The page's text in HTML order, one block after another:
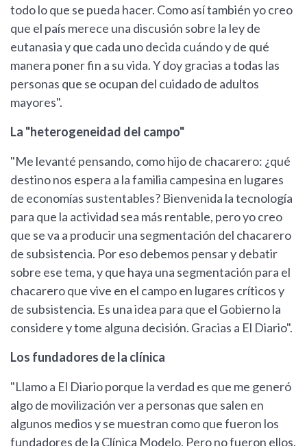
todo lo que se pueda hacer. Como así también yo creo
que el país merece una discusión sobre la ley de
eutanasia y que cada uno decida cuándo y de qué
manera poner fin a su vida. Y doy gracias a todas las
personas que se ocupan del cuidado de adultos
mayores".
La "heterogeneidad del campo"
"Me levanté pensando, como hijo de chacarero: ¿qué
destino nos espera a la familia campesina en lugares
de economías sustentables? Bienvenida la tecnología
para que la actividad sea más rentable, pero yo creo
que se va a producir una segmentación del chacarero
de subsistencia. Por eso debemos pensar y debatir
sobre ese tema, y que haya una segmentación para el
chacarero que vive en el campo en lugares críticos y
de subsistencia. Es una idea para que el Gobierno la
considere y tome alguna decisión. Gracias a El Diario".
Los fundadores de la clínica
"Llamo a El Diario porque la verdad es que me generó
algo de movilización ver a personas que salen en
algunos medios y se muestran como que fueron los
fundadores de la Clínica Modelo. Pero no fueron ellos.